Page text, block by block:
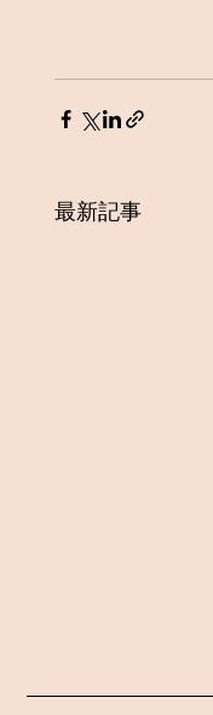
最新記事